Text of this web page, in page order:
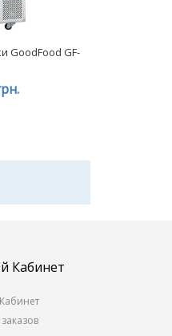
GoodFood GF-
Кабинет